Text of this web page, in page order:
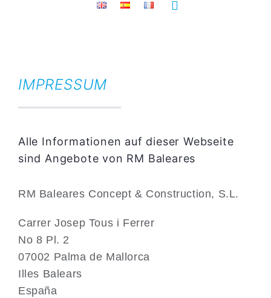
Toggle
IMPRESSUM
Alle Informationen auf dieser Webseite
sind Angebote von RM Baleares
RM Baleares Concept & Construction, S.L.
Carrer Josep Tous i Ferrer
No 8 Pl. 2
07002 Palma de Mallorca
Illes Balears
España